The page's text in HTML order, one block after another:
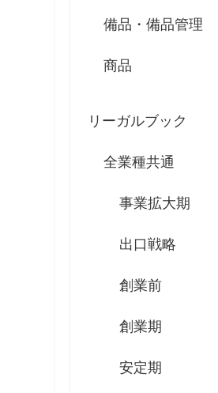
備品・備品管理
商品
リーガルブック
全業種共通
事業拡大期
出口戦略
創業前
創業期
安定期